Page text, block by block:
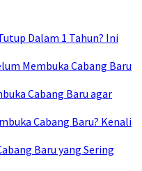
Dalam 1 Tahun? Ini
Membuka Cabang Baru
Cabang Baru agar
Cabang Baru? Kenali
Baru yang Sering